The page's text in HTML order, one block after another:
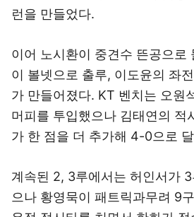
런을 만들었다.
이어 노시환이 중견수 뜬공으로
이 볼넷으로 출루, 이도윤의 좌
가 만들어졌다. KT 벤치는 오원
머피를 투입했으나 김태연의 적
가 한 점을 더 추가해 4-0으로
계속된 2, 3루에서는 허인서가
으나 황영묵이 패트릭과무려 9